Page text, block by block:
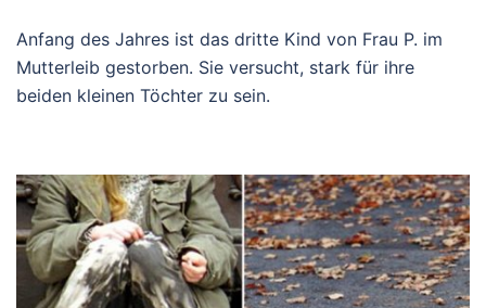
Anfang des Jahres ist das dritte Kind von Frau P. im
Mutterleib gestorben. Sie versucht, stark für ihre
beiden kleinen Töchter zu sein.